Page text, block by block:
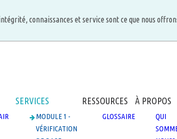
connaissances et service sont ce que nous
SERVICES
MODULE 1 -
VÉRIFICATION
RESSOURCES
GLOSSAIRE
À PROPOS
QUI